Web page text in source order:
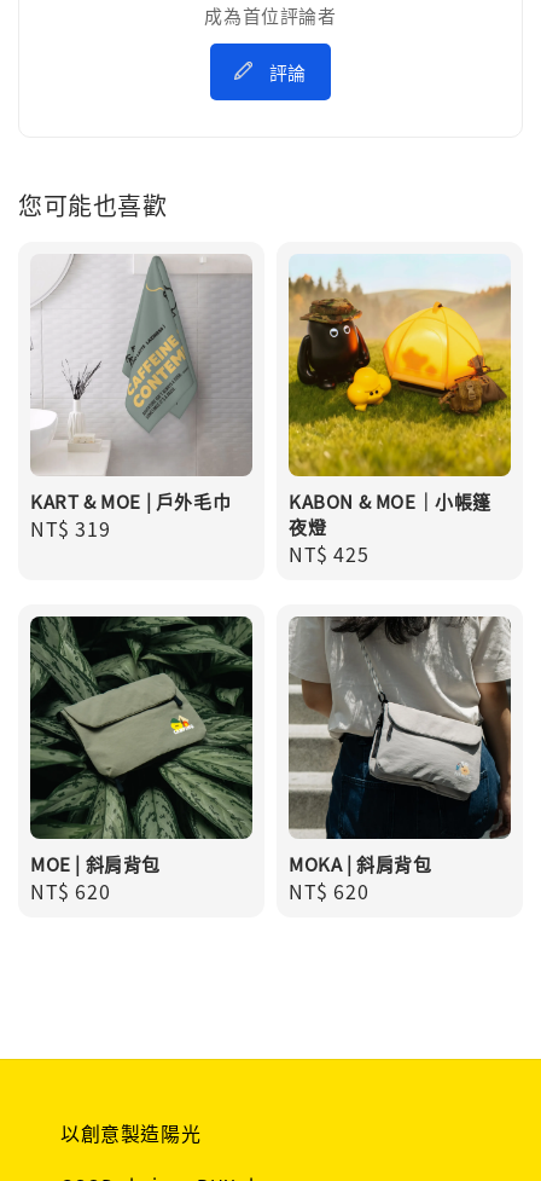
成為首位評論者
評論
您可能也喜歡
KART & MOE | 戶外毛巾
Regular
NT$ 319
KABON & MOE｜小帳篷
夜燈
Regular
NT$ 425
MOE | 斜肩背包
Regular
NT$ 620
MOKA | 斜肩背包
Regular
NT$ 620
以創意製造陽光